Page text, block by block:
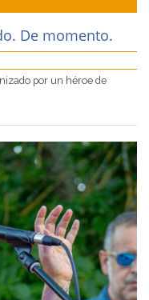
De momento.
por un héroe de